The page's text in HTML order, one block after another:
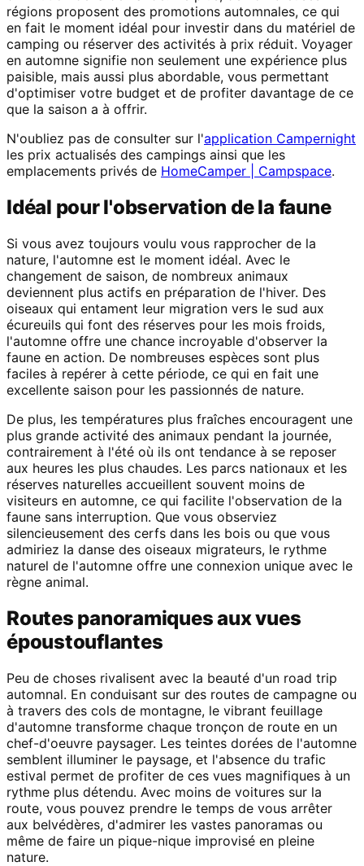
régions proposent des promotions automnales, ce qui
en fait le moment idéal pour investir dans du matériel de
camping ou réserver des activités à prix réduit. Voyager
en automne signifie non seulement une expérience plus
paisible, mais aussi plus abordable, vous permettant
d'optimiser votre budget et de profiter davantage de ce
que la saison a à offrir.
N'oubliez pas de consulter sur l'application Campernight
les prix actualisés des campings ainsi que les
emplacements privés de HomeCamper | Campspace.
Idéal pour l'observation de la faune
Si vous avez toujours voulu vous rapprocher de la
nature, l'automne est le moment idéal. Avec le
changement de saison, de nombreux animaux
deviennent plus actifs en préparation de l'hiver. Des
oiseaux qui entament leur migration vers le sud aux
écureuils qui font des réserves pour les mois froids,
l'automne offre une chance incroyable d'observer la
faune en action. De nombreuses espèces sont plus
faciles à repérer à cette période, ce qui en fait une
excellente saison pour les passionnés de nature.
De plus, les températures plus fraîches encouragent une
plus grande activité des animaux pendant la journée,
contrairement à l'été où ils ont tendance à se reposer
aux heures les plus chaudes. Les parcs nationaux et les
réserves naturelles accueillent souvent moins de
visiteurs en automne, ce qui facilite l'observation de la
faune sans interruption. Que vous observiez
silencieusement des cerfs dans les bois ou que vous
admiriez la danse des oiseaux migrateurs, le rythme
naturel de l'automne offre une connexion unique avec le
règne animal.
Routes panoramiques aux vues
époustouflantes
Peu de choses rivalisent avec la beauté d'un road trip
automnal. En conduisant sur des routes de campagne ou
à travers des cols de montagne, le vibrant feuillage
d'automne transforme chaque tronçon de route en un
chef-d'oeuvre paysager. Les teintes dorées de l'automne
semblent illuminer le paysage, et l'absence du trafic
estival permet de profiter de ces vues magnifiques à un
rythme plus détendu. Avec moins de voitures sur la
route, vous pouvez prendre le temps de vous arrêter
aux belvédères, d'admirer les vastes panoramas ou
même de faire un pique-nique improvisé en pleine
nature.